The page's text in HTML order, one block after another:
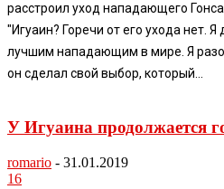
расстроил уход нападающего
"Игуаин? Горечи от его ухода нет. Я
лучшим нападающим в мире. Я
он сделал свой выбор, который...
У Игуаина продолжается
romario - 31.01.2019
16